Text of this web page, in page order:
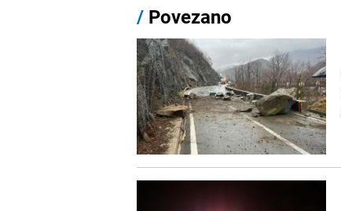
/ Povezano